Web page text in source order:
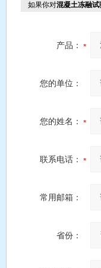
如果你对混凝土冻融试
产品：
您的单位：
您的姓名：
联系电话：
常用邮箱：
省份：